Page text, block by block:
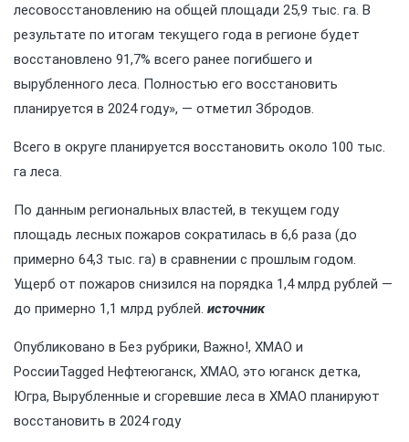
лесовосстановлению на общей площади 25,9 тыс. га. В
результате по итогам текущего года в регионе будет
восстановлено 91,7% всего ранее погибшего и
вырубленного леса. Полностью его восстановить
планируется в 2024 году», — отметил Збродов.
Всего в округе планируется восстановить около 100 тыс.
га леса.
По данным региональных властей, в текущем году
площадь лесных пожаров сократилась в 6,6 раза (до
примерно 64,3 тыс. га) в сравнении с прошлым годом.
Ущерб от пожаров снизился на порядка 1,4 млрд рублей —
до примерно 1,1 млрд рублей. источник
Опубликовано в Без рубрики, Важно!, ХМАО и
РоссииTagged Нефтеюганск, ХМАО, это юганск детка,
Югра, ​Вырубленные и сгоревшие леса в ХМАО планируют
восстановить в 2024 году